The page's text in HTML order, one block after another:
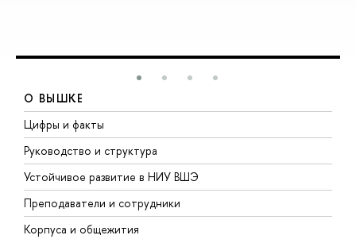
О ВЫШКЕ
Цифры и факты
Руководство и структура
Устойчивое развитие в НИУ ВШЭ
Преподаватели и сотрудники
Корпуса и общежития